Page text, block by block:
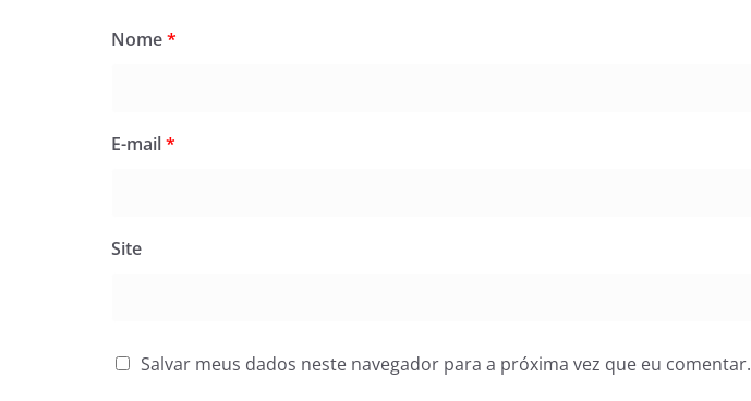
Nome*
E-mail*
Site
Salvar meus dados neste navegador para a próxima vez que eu comentar.